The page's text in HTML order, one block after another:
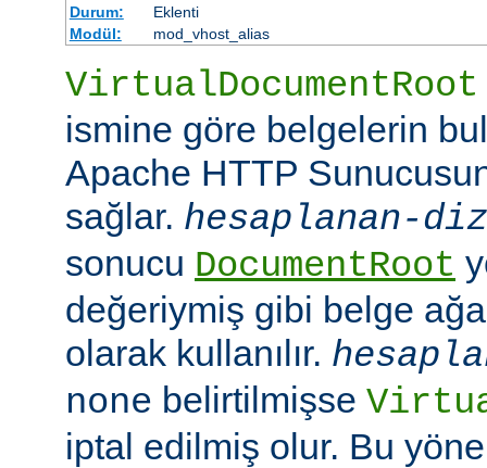
Durum:
Eklenti
Modül:
mod_vhost_alias
VirtualDocumentRoot
ismine göre belgelerin
Apache HTTP
sağlar. hesaplanan-
sonucu DocumentRoot
değeriymiş gibi belge
olarak kullanılır.
none belirtilmişse
iptal edilmiş olur. Bu